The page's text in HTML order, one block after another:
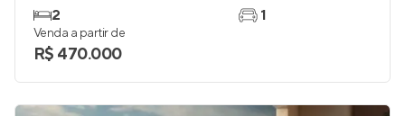
2
1
Venda a partir de
R$ 470.000